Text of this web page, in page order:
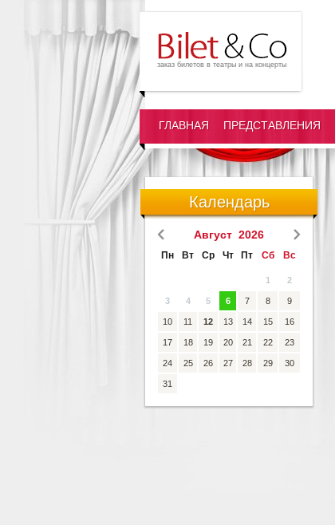
заказ билетов в театры и на концерты
ГЛАВНАЯ ПРЕДСТАВЛЕНИЯ
Календарь
Август 2026
Пн Вт Ср Чт Пт Сб Вс
1 2
3 4 5 6 7 8 9
10 11 12 13 14 15 16
17 18 19 20 21 22 23
24 25 26 27 28 29 30
31